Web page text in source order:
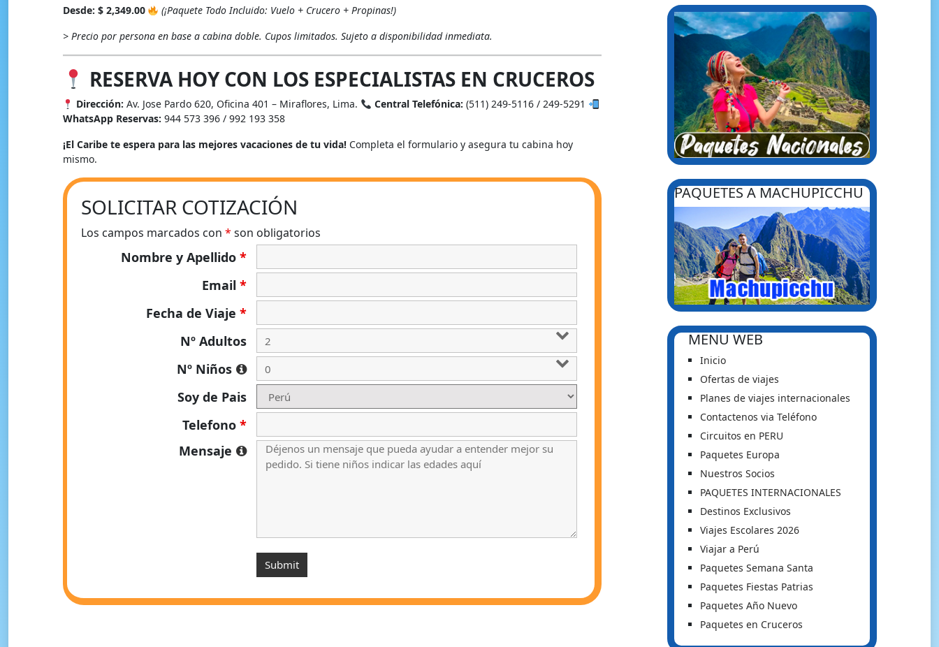
Desde: $ 2,349.00
(¡Paquete Todo Incluido: Vuelo + Crucero + Propinas!)
> Precio por persona en base a cabina doble. Cupos limitados. Sujeto a disponibilidad inmediata.
RESERVA HOY CON LOS ESPECIALISTAS EN CRUCEROS
Dirección: Av. Jose Pardo 620, Oficina 401 – Miraflores, Lima. Central Telefónica: (511) 249-5116 / 249-5291
WhatsApp Reservas: 944 573 396 / 992 193 358
¡El Caribe te espera para las mejores vacaciones de tu vida!Completa el formulario y asegura tu cabina hoy
mismo.
SOLICITAR COTIZACIÓN
Los campos marcados con * son obligatorios
Nombre y Apellido*
Email*
Fecha de Viaje*
Nº Adultos
Nº Niños
Soy de Pais
Telefono*
Mensaje
PAQUETES A MACHUPICCHU
MENU WEB
Inicio
Ofertas de viajes
Planes de viajes internacionales
Contactenos via Teléfono
Circuitos en PERU
Paquetes Europa
Nuestros Socios
PAQUETES INTERNACIONALES
Destinos Exclusivos
Viajes Escolares 2026
Viajar a Perú
Paquetes Semana Santa
Paquetes Fiestas Patrias
Paquetes Año Nuevo
Paquetes en Cruceros